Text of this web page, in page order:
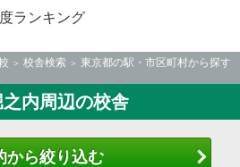
ランキング
校舎検索
東京都の駅・市区町村から探す
内周辺の校舎
から絞り込む